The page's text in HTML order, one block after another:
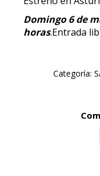
Domingo 6 de
horas.Entrada
Categoría: